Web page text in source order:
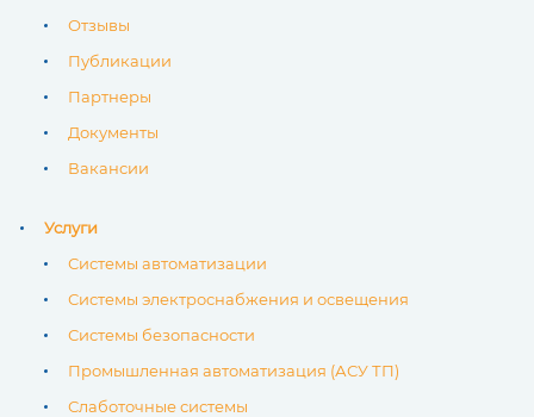
Отзывы
Публикации
Партнеры
Документы
Вакансии
Услуги
Системы автоматизации
Системы электроснабжения и освещения
Системы безопасности
Промышленная автоматизация (АСУ ТП)
Слаботочные системы